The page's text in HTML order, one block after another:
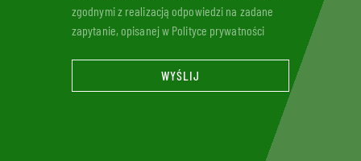
zgodnymi z realizacją odpowiedzi na zadane
zapytanie, opisanej w Polityce prywatności
WYŚLIJ